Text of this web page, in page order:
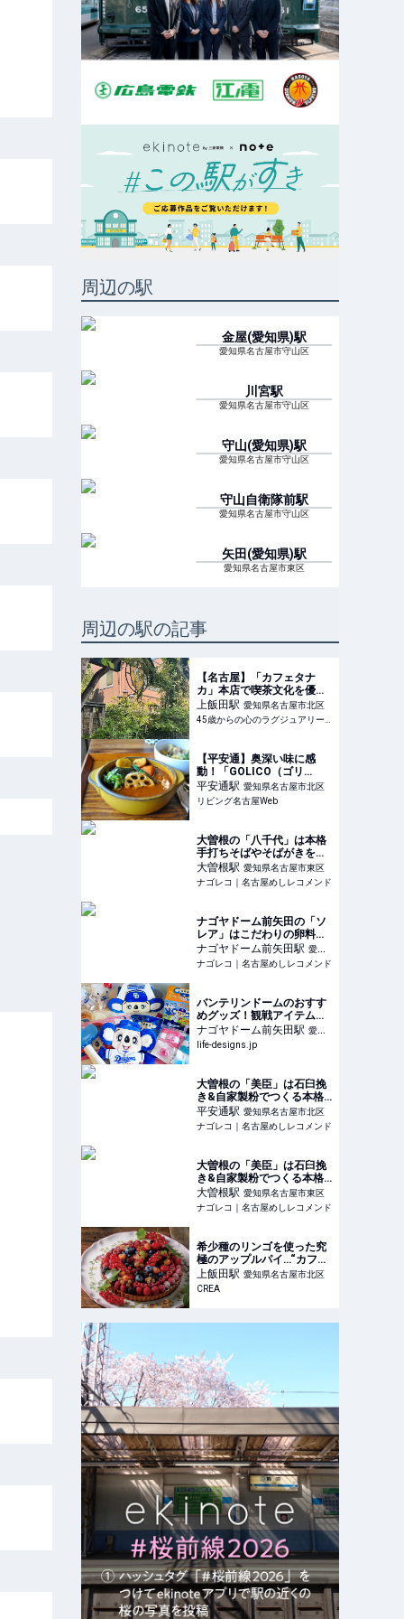
周辺の駅
金屋(愛知県)駅
愛知県名古屋市守山区
川宮駅
愛知県名古屋市守山区
守山(愛知県)駅
愛知県名古屋市守山区
守山自衛隊前駅
愛知県名古屋市守山区
矢田(愛知県)駅
愛知県名古屋市東区
周辺の駅の記事
【名古屋】「カフェタナ
カ」本店で喫茶文化を優雅
に楽しむ、贅沢ランチ
上飯田駅 愛知県名古屋市北区
45歳からの心のラグジュアリーメディア
【平安通】奥深い味に感
動！「GOLICO（ゴリ
コ）」の絶品スープカレー
平安通駅 愛知県名古屋市北区
リビング名古屋Web
大曽根の「八千代」は本格
手打ちそばやそばがきを使
ったぜんざいが必見の店
大曽根駅 愛知県名古屋市東区
ナゴレコ｜名古屋めしレコメンド
ナゴヤドーム前矢田の「ソ
レア」はこだわりの卵料理
が楽しめるカフェ&バー
ナゴヤドーム前矢田駅 愛知
県名古屋市東区
ナゴレコ｜名古屋めしレコメンド
バンテリンドームのおすす
めグッズ！観戦アイテム＆
ドアラグッズ｜名古屋 東区
のおでかけスポット＞その
他（おでかけスポット）｜
インズ）｜東海の暮らしの
ウェブマガジン
ナゴヤドーム前矢田駅 愛知
県名古屋市東区
life-designs.jp
大曽根の「美臣」は石臼挽
き&自家製粉でつくる本格
手打ち蕎麦専門店
平安通駅 愛知県名古屋市北区
ナゴレコ｜名古屋めしレコメンド
大曽根の「美臣」は石臼挽
き&自家製粉でつくる本格
手打ち蕎麦専門店
大曽根駅 愛知県名古屋市東区
ナゴレコ｜名古屋めしレコメンド
希少種のリンゴを使った究
極のアップルパイ…“カフェ
タナカのスペシャリテ”誕生
の物語
上飯田駅 愛知県名古屋市北区
CREA